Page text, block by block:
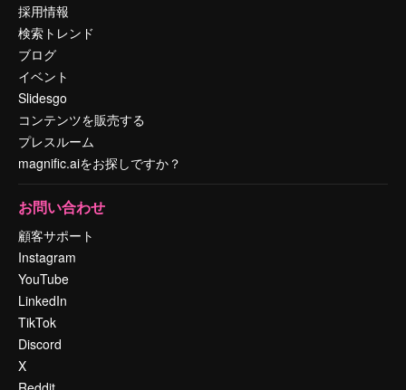
採用情報
検索トレンド
ブログ
イベント
Slidesgo
コンテンツを販売する
プレスルーム
magnific.aiをお探しですか？
お問い合わせ
顧客サポート
Instagram
YouTube
LinkedIn
TikTok
Discord
X